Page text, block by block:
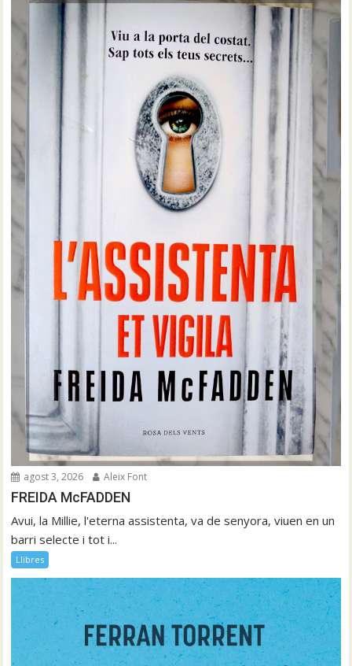
agost 3, 2026 Aleix Font
FREIDA McFADDEN
Avui, la Millie, l'eterna assistenta, va de senyora, viuen en un
barri selecte i tot i...
Llibres